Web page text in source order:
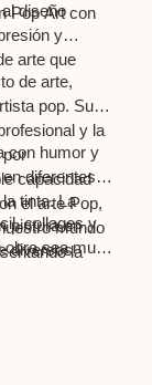
Pop Art con
diseño
y
arte que
de arte,
pop. Su
y la
por
capacidad
el arte Pop,
mundo
la
los códigos
capitalista,
situaciones
con humor y
diferentes
tinta. La
pintura en
diversos
collages y
obra sea muy